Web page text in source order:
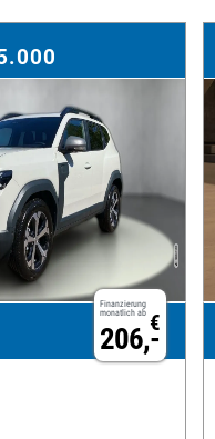
Finanzierung
monatlich ab €
206,-